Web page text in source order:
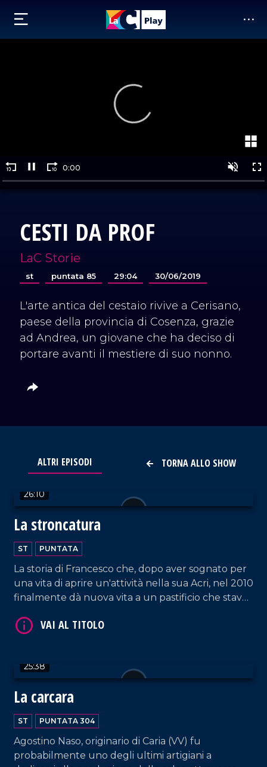
CESTI DA PROF
LaC Storie
st puntata 85 29:04 30/06/2019
L'arte antica del cestaio rivive a Cerisano,
paese della provincia di Cosenza, grazie
ad Andrea, un giovane che ha deciso di
portare avanti il mestiere di suo nonno.
TORNA ALLO SHOW
ALTRI EPISODI
26:10
La stroncatura
ST PUNTATA
La storia di Francesco che, dopo aver sognato per
una vita di aprire un'attività nella sua Acri, nel 2010
finalmente dà nuova vita a un pastificio che stava
ricerca, qualità e offerta di prodotti autentici
25:38
La carcara
ST PUNTATA 304
Agostino Naso, originario di Caria (VV) fu
probabilmente uno degli ultimi artigiani a
VAI AL TITOLO